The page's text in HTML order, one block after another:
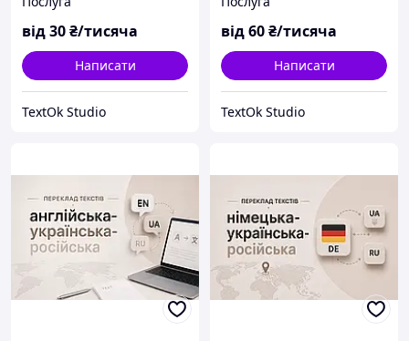
від30₴/тисяча
Написати
TextOk Studio
від60₴/тисяча
Написати
TextOk Studio